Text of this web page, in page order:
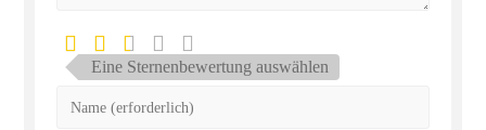
Eine Sternenbewertung auswählen